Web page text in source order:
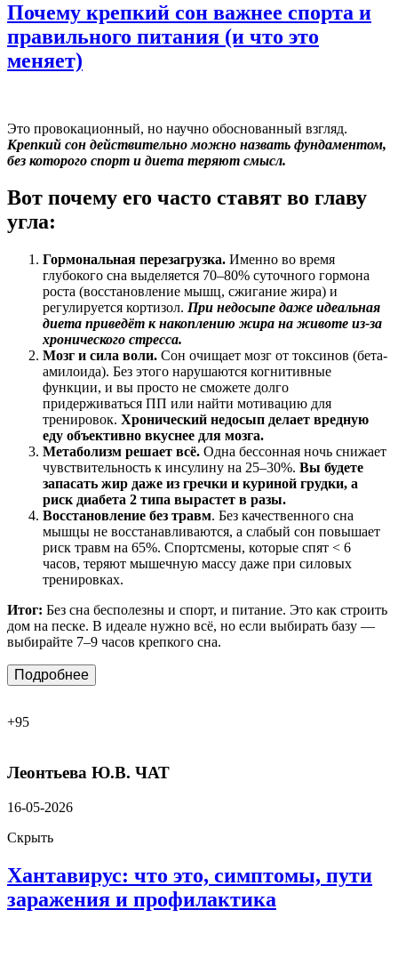
Почему крепкий сон важнее спорта и
правильного питания (и что это
меняет)
Это провокационный, но научно обоснованный взгляд.
Крепкий сон действительно можно назвать фундаментом,
без которого спорт и диета теряют смысл.
Вот почему его часто ставят во главу
угла:
Гормональная перезагрузка. Именно во время
глубокого сна выделяется 70–80% суточного гормона
роста (восстановление мышц, сжигание жира) и
регулируется кортизол. При недосыпе даже идеальная
диета приведёт к накоплению жира на животе из-за
хронического стресса.
Мозг и сила воли. Сон очищает мозг от токсинов (бета-
амилоида). Без этого нарушаются когнитивные
функции, и вы просто не сможете долго
придерживаться ПП или найти мотивацию для
тренировок. Хронический недосып делает вредную
еду объективно вкуснее для мозга.
Метаболизм решает всё. Одна бессонная ночь снижает
чувствительность к инсулину на 25–30%. Вы будете
запасать жир даже из гречки и куриной грудки, а
риск диабета 2 типа вырастет в разы.
Восстановление без травм. Без качественного сна
мышцы не восстанавливаются, а слабый сон повышает
риск травм на 65%. Спортсмены, которые спят < 6
часов, теряют мышечную массу даже при силовых
тренировках.
Итог: Без сна бесполезны и спорт, и питание. Это как строить
дом на песке. В идеале нужно всё, но если выбирать базу —
выбирайте 7–9 часов крепкого сна.
Подробнее
+95
Леонтьева Ю.В. ЧАТ
16-05-2026
Скрыть
Хантавирус: что это, симптомы, пути
заражения и профилактика